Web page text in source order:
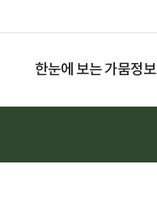
한눈에 보는 가뭄정보